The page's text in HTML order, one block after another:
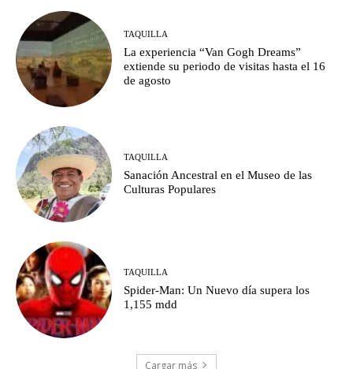
TAQUILLA
La experiencia “Van Gogh Dreams”
extiende su periodo de visitas hasta el 16
de agosto
TAQUILLA
Sanación Ancestral en el Museo de las
Culturas Populares
TAQUILLA
Spider-Man: Un Nuevo día supera los
1,155 mdd
Cargar más